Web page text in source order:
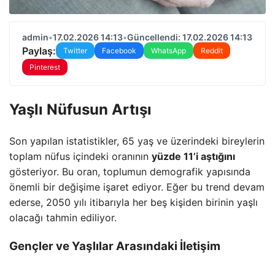
admin•17.02.2026 14:13•Güncellendi: 17.02.2026 14:13
Paylaş: Twitter Facebook WhatsApp
Reddit
Pinterest
Yaşlı Nüfusun Artışı
Son yapılan istatistikler, 65 yaş ve üzerindeki bireylerin
toplam nüfus içindeki oranının yüzde 11’i aştığını
gösteriyor. Bu oran, toplumun demografik yapısında
önemli bir değişime işaret ediyor. Eğer bu trend devam
ederse, 2050 yılı itibarıyla her beş kişiden birinin yaşlı
olacağı tahmin ediliyor.
Gençler ve Yaşlılar Arasındaki İletişim